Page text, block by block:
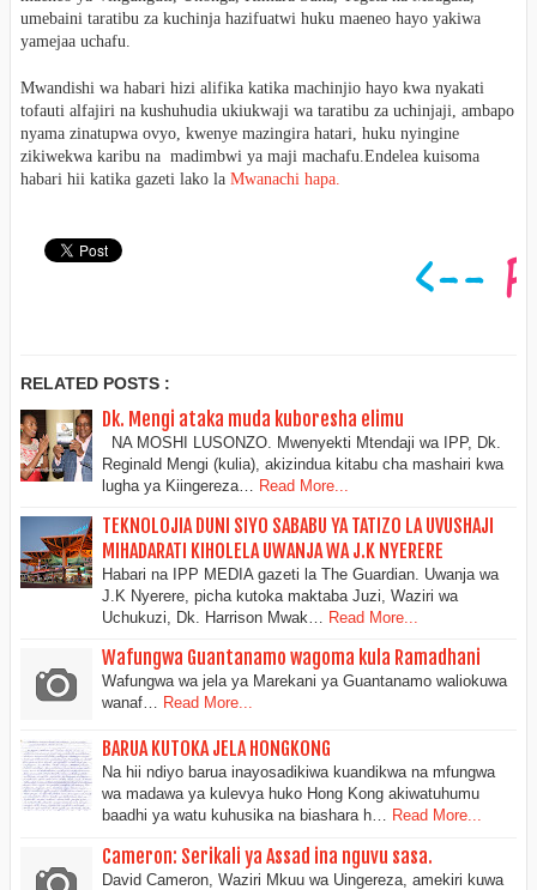
umebaini taratibu za kuchinja hazifuatwi huku maeneo hayo yakiwa
yamejaa uchafu.
Mwandishi wa habari hizi alifika katika machinjio hayo kwa nyakati
tofauti alfajiri na kushuhudia ukiukwaji wa taratibu za uchinjaji, ambapo
nyama zinatupwa ovyo, kwenye mazingira hatari, huku nyingine
zikiwekwa karibu na madimbwi ya maji machafu.Endelea kuisoma
habari hii katika gazeti lako la Mwanachi hapa.
RELATED POSTS :
Dk. Mengi ataka muda kuboresha elimu
NA MOSHI LUSONZO. Mwenyekti Mtendaji wa IPP, Dk.
Reginald Mengi (kulia), akizindua kitabu cha mashairi kwa
lugha ya Kiingereza…
Read More...
TEKNOLOJIA DUNI SIYO SABABU YA TATIZO LA UVUSHAJI
MIHADARATI KIHOLELA UWANJA WA J.K NYERERE
Habari na IPP MEDIA gazeti la The Guardian. Uwanja wa
J.K Nyerere, picha kutoka maktaba Juzi, Waziri wa
Uchukuzi, Dk. Harrison Mwak…
Read More...
Wafungwa Guantanamo wagoma kula Ramadhani
Wafungwa wa jela ya Marekani ya Guantanamo waliokuwa
wanaf… Read More...
BARUA KUTOKA JELA HONGKONG
Na hii ndiyo barua inayosadikiwa kuandikwa na mfungwa
wa madawa ya kulevya huko Hong Kong akiwatuhumu
baadhi ya watu kuhusika na biashara h… Read More...
Cameron: Serikali ya Assad ina nguvu sasa.
David Cameron, Waziri Mkuu wa Uingereza, amekiri kuwa